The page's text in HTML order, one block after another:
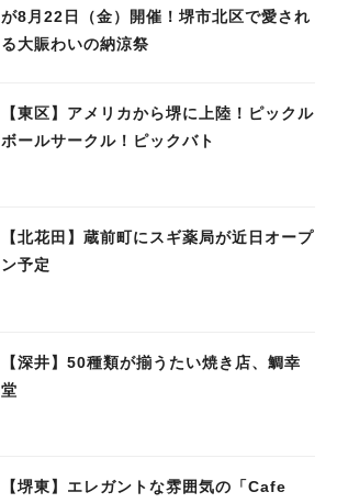
が8月22日（金）開催！堺市北区で愛され
る大賑わいの納涼祭
【東区】アメリカから堺に上陸！ピックル
ボールサークル！ピックバト
【北花田】蔵前町にスギ薬局が近日オープ
ン予定
【深井】50種類が揃うたい焼き店、鯛幸
堂
【堺東】エレガントな雰囲気の「Cafe